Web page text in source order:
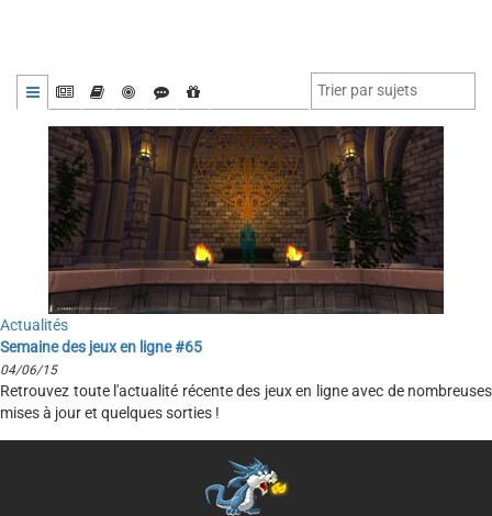
Actualités
Semaine des jeux en ligne #65
04/06/15
Retrouvez toute l'actualité récente des jeux en ligne avec de nombreuses
mises à jour et quelques sorties !